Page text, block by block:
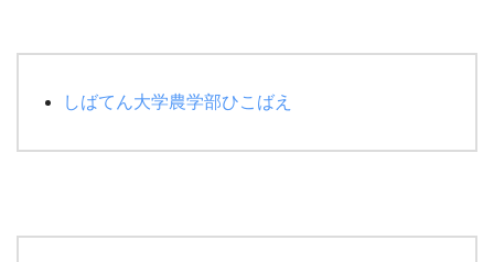
しばてん大学農学部ひこばえ